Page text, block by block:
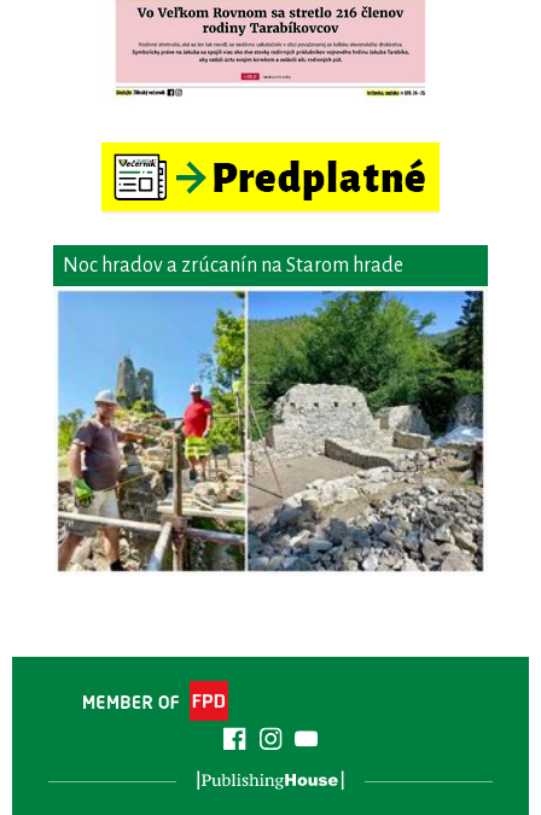
Noc hradov a zrúcanín na Starom hrade